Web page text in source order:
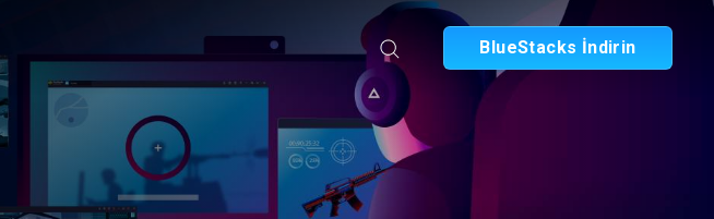
BlueStacks İndirin